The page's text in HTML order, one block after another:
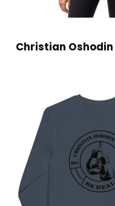
Christian